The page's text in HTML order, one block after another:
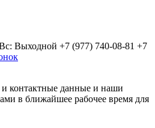
Выходной +7 (977) 740-08-81 +7
контактные данные и наши
в ближайшее рабочее время для